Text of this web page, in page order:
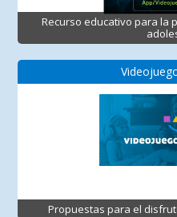
Recurso educativo para la
Propuestas para el